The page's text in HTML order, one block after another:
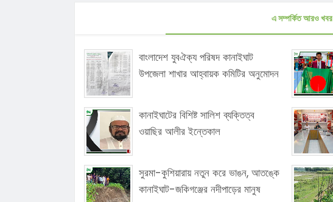
এ সম্পর্কিত আরও খবর
বাংলাদেশ যুবঐক্য পরিষদ কানাইঘাট
উপজেলা শাখার আহ্বায়ক কমিটির অনুমোদন
কানাইঘাটের বিশিষ্ট সালিশ ব্যক্তিত্ব
ওয়াছির আলীর ইন্তেকাল
সুরমা-কুশিয়ারায় নতুন করে ভাঙন, আতঙ্কে
কানাইঘাট-জকিগঞ্জের নদীপাড়ের মানুষ